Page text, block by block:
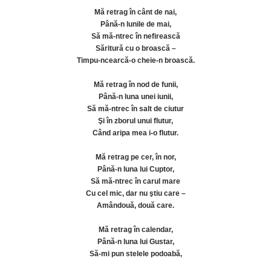
Mă retrag în cânt de nai,
Până-n lunile de mai,
Să mă-ntrec în nefirească
Săritură cu o broască –
Timpu-ncearcă-o cheie-n broască.
Mă retrag în nod de funii,
Până-n luna unei iunii,
Să mă-ntrec în salt de ciutur
Şi în zborul unui flutur,
Când aripa mea i-o flutur.
Mă retrag pe cer, în nor,
Până-n luna lui Cuptor,
Să mă-ntrec în carul mare
Cu cel mic, dar nu ştiu care –
Amândouă, două care.
Mă retrag în calendar,
Până-n luna lui Gustar,
Să-mi pun stelele podoabă,